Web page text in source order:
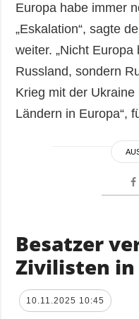
Europa habe immer
„Eskalation“, sagte
weiter. „Nicht
Russland, sondern
Krieg mit der
Ländern in Europa“,
Besatzer
Zivilisten in
10.11.2025 10:45